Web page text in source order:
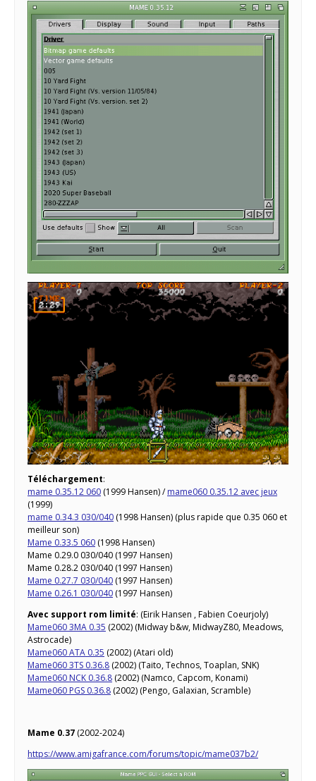
Téléchargement:
mame 0.35.12 060 (1999 Hansen) /mame060 0.35.12 avec jeux
(1999)
mame 0.34.3 030/040 (1998 Hansen) (plus rapide que 0.35 060 et
meilleur son)
Mame 0.33.5 060 (1998 Hansen)
Mame 0.29.0 030/040 (1997 Hansen)
Mame 0.28.2 030/040 (1997 Hansen)
Mame 0.27.7 030/040 (1997 Hansen)
Mame 0.26.1 030/040 (1997 Hansen)
Avec support rom limité: (Eirik Hansen , Fabien Coeurjoly)
Mame060 3MA 0.35 (2002) (Midway b&w, MidwayZ80, Meadows,
Astrocade)
Mame060 ATA 0.35 (2002) (Atari old)
Mame060 3TS 0.36.8 (2002) (Taito, Technos, Toaplan, SNK)
Mame060 NCK 0.36.8 (2002) (Namco, Capcom, Konami)
Mame060 PGS 0.36.8 (2002) (Pengo, Galaxian, Scramble)
Mame 0.37 (2002-2024)
https://www.amigafrance.com/forums/topic/mame037b2/